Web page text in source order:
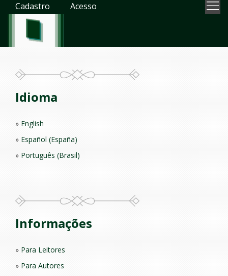
Cadastro Acesso
Idioma
English
Español (España)
Português (Brasil)
Informações
Para Leitores
Para Autores